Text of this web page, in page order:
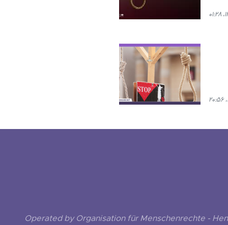
Operated by Organisation für Menschenrechte -